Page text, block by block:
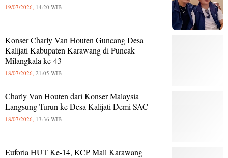
19/07/2026, 14:20 WIB
Konser Charly Van Houten Guncang Desa
Kalijati Kabupaten Karawang di Puncak
Milangkala ke-43
18/07/2026, 21:05 WIB
Charly Van Houten dari Konser Malaysia
Langsung Turun ke Desa Kalijati Demi SAC
18/07/2026, 13:36 WIB
Euforia HUT Ke-14, KCP Mall Karawang